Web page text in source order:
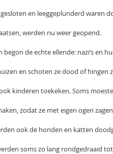
gesloten en leeggeplunderd waren
werden nu weer geopend.
begon de echte ellende: nazi’s en
en schoten ze dood of hingen
kinderen toekeken. Soms
zodat ze met eigen ogen
ook de honden en katten
soms zo lang rondgedraaid